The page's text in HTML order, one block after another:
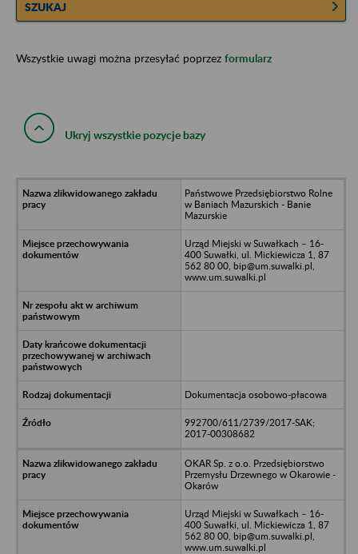
SZUKAJ
Wszystkie uwagi można przesyłać poprzez formularz
Ukryj wszystkie pozycje bazy
Państwowe Przedsiębiorstwo Rolne
w Baniach Mazurskich - Banie
Mazurskie
Urząd Miejski w Suwałkach – 16-
400 Suwałki, ul. Mickiewicza 1, 87
562 80 00, bip@um.suwalki.pl,
www.um.suwalki.pl
Dokumentacja osobowo-płacowa
992700/611/2739/2017-SAK;
2017-00308682
OKAR Sp. z o.o. Przedsiębiorstwo
Przemysłu Drzewnego w Okarowie -
Okarów
Urząd Miejski w Suwałkach – 16-
400 Suwałki, ul. Mickiewicza 1, 87
562 80 00, bip@um.suwalki.pl,
www.um.suwalki.pl